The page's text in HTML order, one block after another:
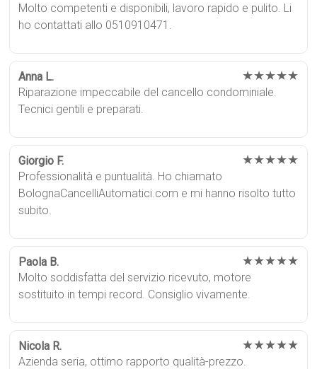
Molto competenti e disponibili, lavoro rapido e pulito. Li
ho contattati allo 0510910471.
Anna L. ★★★★★
Riparazione impeccabile del cancello condominiale.
Tecnici gentili e preparati.
Giorgio F. ★★★★★
Professionalità e puntualità. Ho chiamato
BolognaCancelliAutomatici.com e mi hanno risolto tutto
subito.
Paola B. ★★★★★
Molto soddisfatta del servizio ricevuto, motore
sostituito in tempi record. Consiglio vivamente.
Nicola R. ★★★★★
Azienda seria, ottimo rapporto qualità-prezzo.